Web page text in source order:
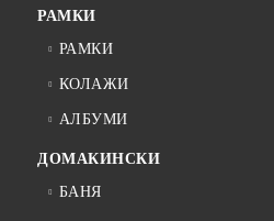
РАМКИ
РАМКИ
КОЛАЖИ
АЛБУМИ
ДОМАКИНСКИ
БАНЯ